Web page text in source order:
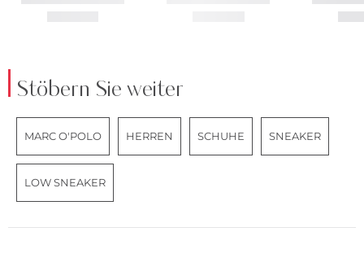
Stöbern Sie weiter
MARC O'POLO HERREN SCHUHE SNEAKER
LOW SNEAKER